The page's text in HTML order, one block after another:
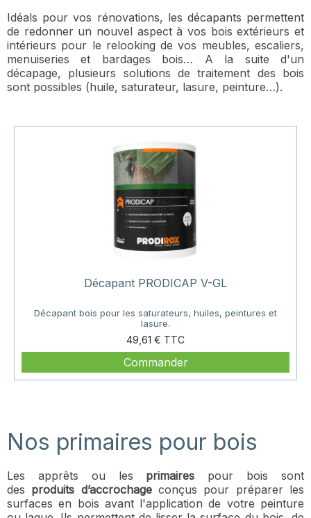
Idéals pour vos rénovations, les décapants permettent
de redonner un nouvel aspect à vos bois extérieurs et
intérieurs pour le relooking de vos meubles, escaliers,
menuiseries et bardages bois… A la suite d'un
décapage, plusieurs solutions de traitement des bois
sont possibles (huile, saturateur, lasure, peinture…).
Décapant PRODICAP V-GL
Décapant bois pour les saturateurs, huiles, peintures et
lasure.
49,61 €
Prix
Commander
Nos primaires pour bois
Les apprêts ou les primaires pour bois sont
des produits d’accrochageconçus pour préparer les
surfaces en bois avant l'application de votre peinture